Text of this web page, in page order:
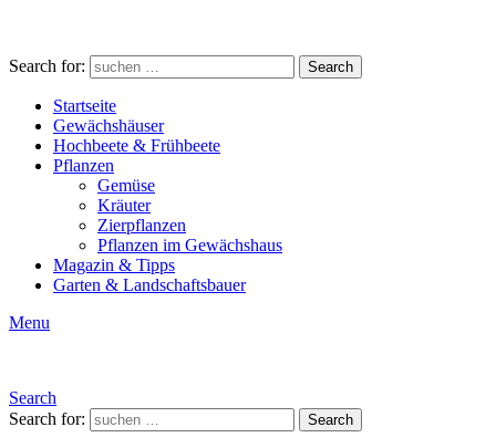
Search for: Search
Startseite
Gewächshäuser
Hochbeete & Frühbeete
Pflanzen
Gemüse
Kräuter
Zierpflanzen
Pflanzen im Gewächshaus
Magazin & Tipps
Garten & Landschaftsbauer
Menu
Search
Search for:
Search